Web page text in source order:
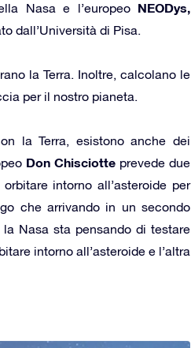
Nasa e l’europeo NEODys,
dall’Università di Pisa.
la Terra. Inoltre, calcolano le
per il nostro pianeta.
la Terra, esistono anche dei
Don Chisciotteprevede due
intorno all’asteroide per
che arrivando in un secondo
la Nasa sta pensando di testare
intorno all’asteroide e l’altra